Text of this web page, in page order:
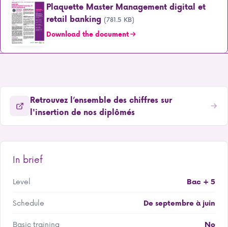
Plaquette Master Management digital et
retail banking (781.5 KB)
Download the document
Retrouvez l’ensemble des chiffres sur
l'insertion de nos diplômés
In brief
Level Bac + 5
Schedule De septembre à juin
Basic training No